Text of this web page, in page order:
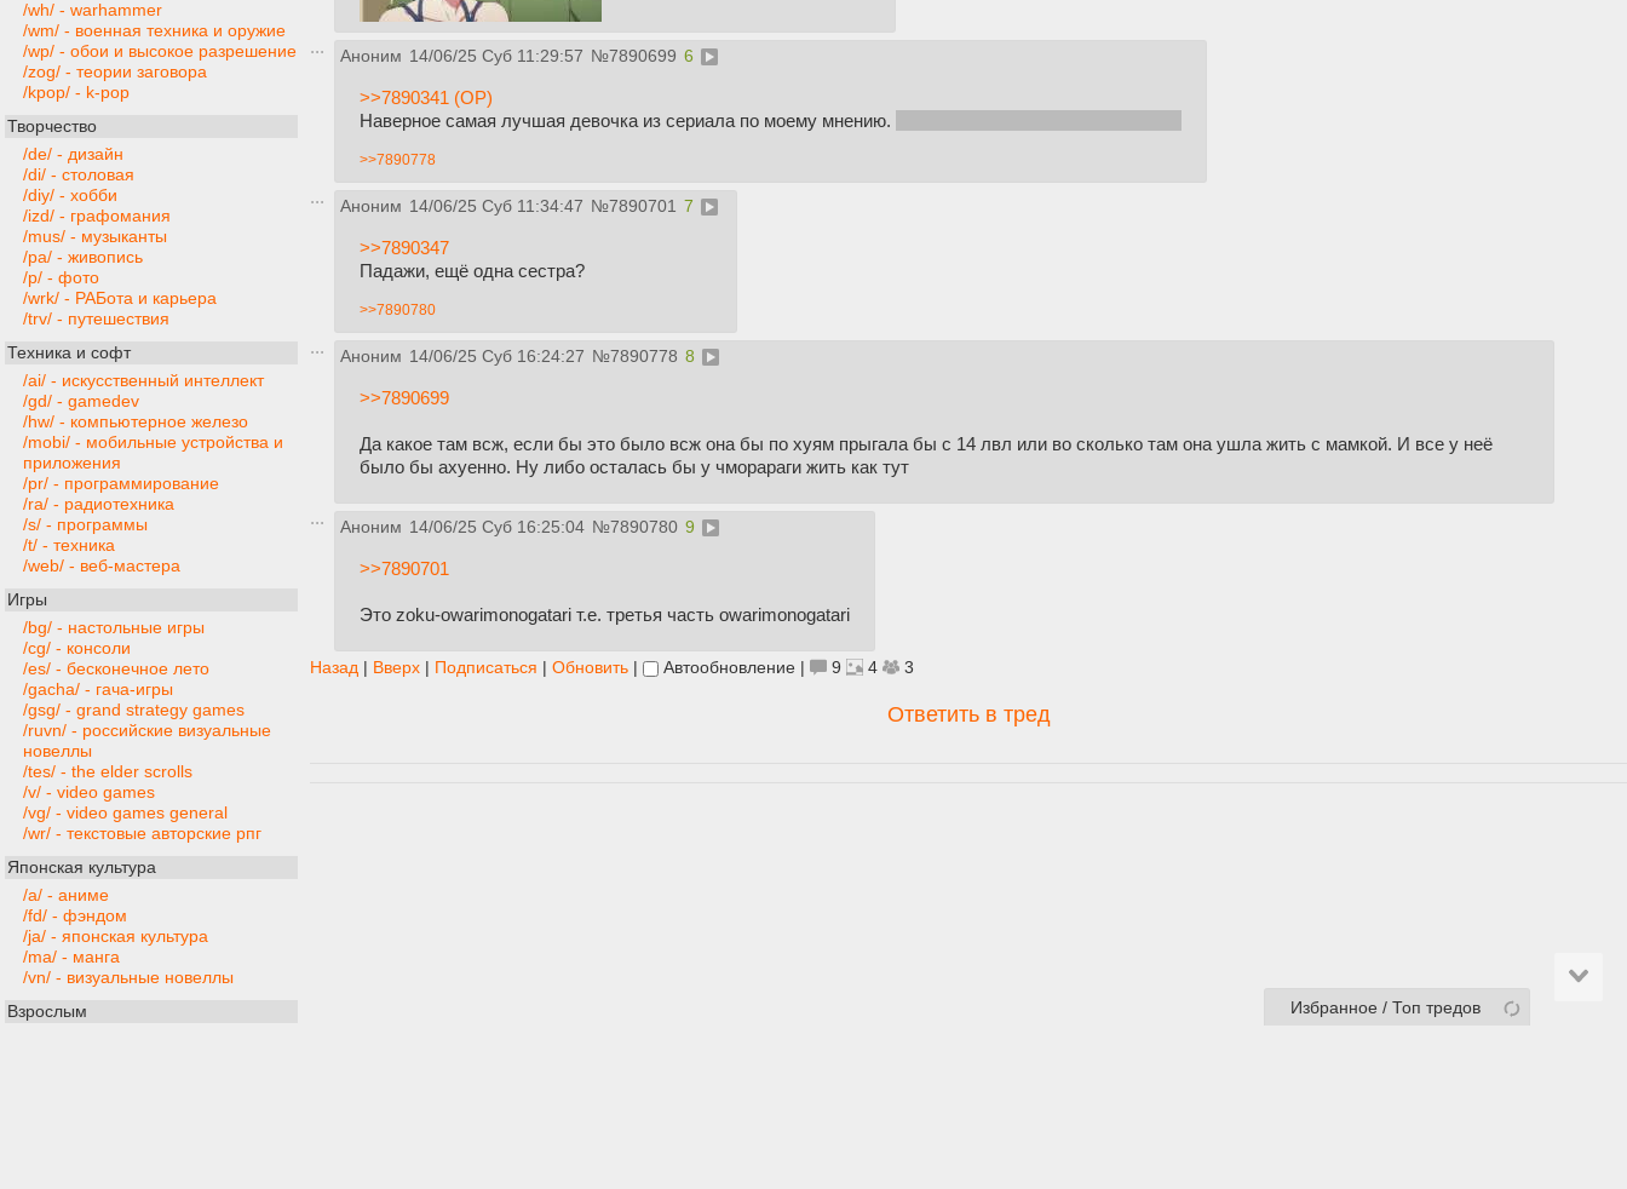
/wh/ - warhammer
/wm/ - военная техника и оружие
/wp/ - обои и высокое разрешение
/zog/ - теории заговора
/kpop/ - k-pop
Творчество
/de/ - дизайн
/di/ - столовая
/diy/ - хобби
/izd/ - графомания
/mus/ - музыканты
/pa/ - живопись
/p/ - фото
/wrk/ - РАБота и карьера
/trv/ - путешествия
Техника и софт
/ai/ - искусственный интеллект
/gd/ - gamedev
/hw/ - компьютерное железо
/mobi/ - мобильные устройства и
приложения
/pr/ - программирование
/ra/ - радиотехника
/s/ - программы
/t/ - техника
/web/ - веб-мастера
Игры
/bg/ - настольные игры
/cg/ - консоли
/es/ - бесконечное лето
/gacha/ - гача-игры
/gsg/ - grand strategy games
/ruvn/ - российские визуальные
новеллы
/tes/ - the elder scrolls
/v/ - video games
/vg/ - video games general
/wr/ - текстовые авторские рпг
Японская культура
/a/ - аниме
/fd/ - фэндом
/ja/ - японская культура
/ma/ - манга
/vn/ - визуальные новеллы
Взрослым
Аноним 14/06/25 Суб 11:29:57 №7890699 6
>>7890341 (OP)
Наверное самая лучшая девочка из сериала по моему мнению.
>>7890778
Аноним 14/06/25 Суб 11:34:47 №7890701 7
>>7890347
Падажи, ещё одна сестра?
>>7890780
Аноним 14/06/25 Суб 16:24:27 №7890778 8
>>7890699
Да какое там всж, если бы это было всж она бы по хуям прыгала бы с 14 лвл или во сколько там она ушла жить с мамкой. И все у неё
было бы ахуенно. Ну либо осталась бы у чморараги жить как тут
Аноним 14/06/25 Суб 16:25:04 №7890780 9
>>7890701
Это zoku-owarimonogatari т.е. третья часть owarimonogatari
Назад Вверх Подписаться Обновить Автообновление 9 4 3
Ответить в тред
Избранное / Топ тредов